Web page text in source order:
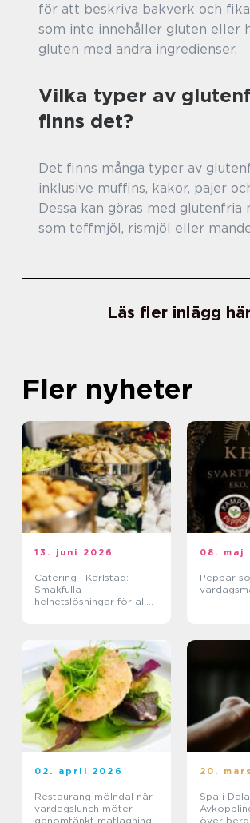
för att beskriva bakverk och
som inte innehåller gluten eller
gluten med andra ingredienser.
Vilka typer av
finns det?
Det finns många typer av
inklusive muffins, kakor, pajer
Dessa kan göras med glutenfria
som teffmjöl, rismjöl eller
Läs fler inlägg
Fler nyheter
13. juni 2026
Catering i Karlstad:
Smakfulla
helhetslösningar för alla
08. maj
Peppar
02. april 2026
Restaurang mölndal när
vardagslunch möter
genomtänkt matlagning
20.
Spa i
över